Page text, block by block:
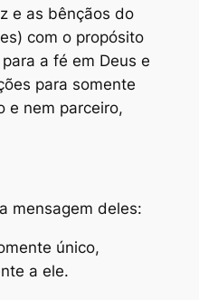
e as bênçãos do
com o propósito
a fé em Deus e
para somente
e nem parceiro,
mensagem deles:
único,
a ele.